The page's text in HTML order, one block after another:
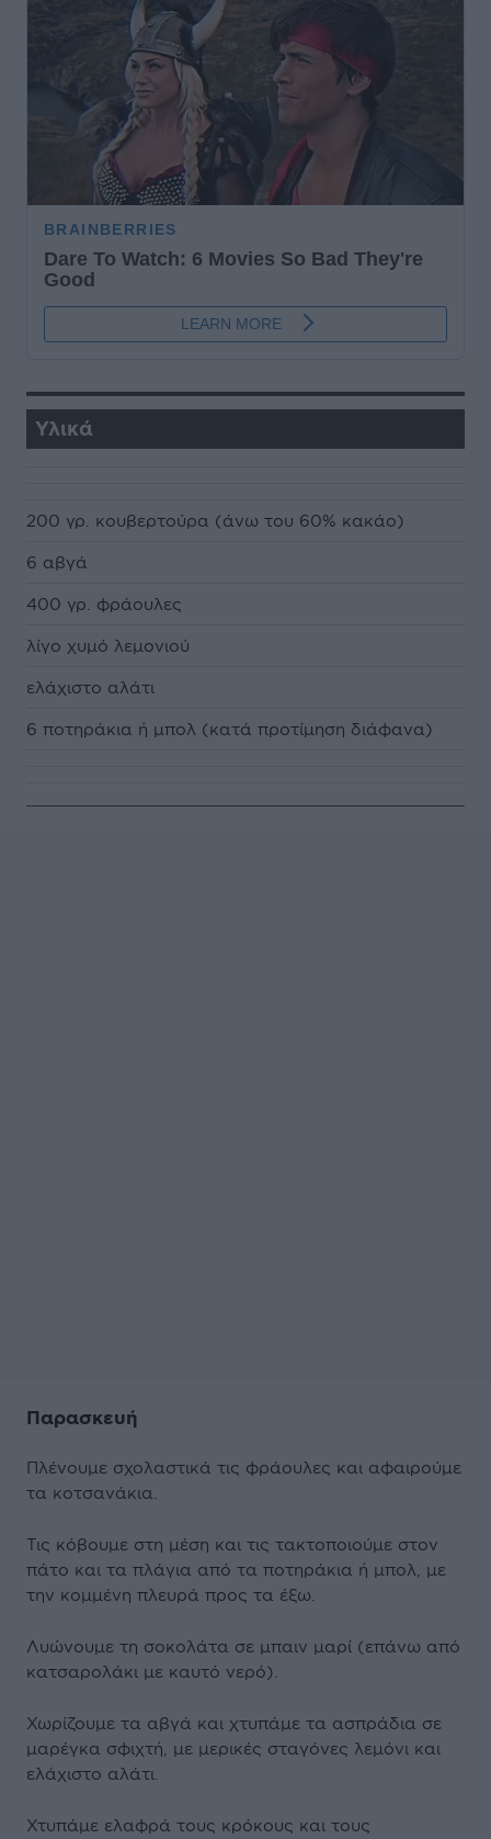
Υλικά
200 γρ. κουβερτούρα (άνω του 60% κακάο)
6 αβγά
400 γρ. φράουλες
λίγο χυμό λεμονιού
ελάχιστο αλάτι
6 ποτηράκια ή μπολ (κατά προτίμηση διάφανα)
Παρασκευή
Πλένουμε σχολαστικά τις φράουλες και αφαιρούμε
τα κοτσανάκια.
Τις κόβουμε στη μέση και τις τακτοποιούμε στον
πάτο και τα πλάγια από τα ποτηράκια ή μπολ, με
την κομμένη πλευρά προς τα έξω.
Λυώνουμε τη σοκολάτα σε μπαιν μαρί (επάνω από
κατσαρολάκι με καυτό νερό).
Χωρίζουμε τα αβγά και χτυπάμε τα ασπράδια σε
μαρέγκα σφιχτή, με μερικές σταγόνες λεμόνι και
ελάχιστο αλάτι.
Χτυπάμε ελαφρά τους κρόκους και τους